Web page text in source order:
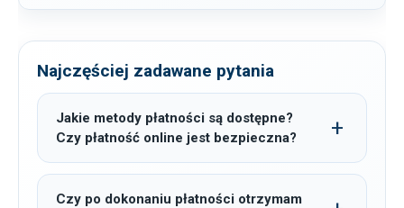
Najczęściej zadawane pytania
Jakie metody płatności są dostępne?
Czy płatność online jest bezpieczna?
Czy po dokonaniu płatności otrzymam